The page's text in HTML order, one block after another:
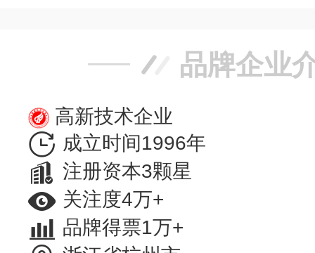
品牌企业
高新技术企业
成立时间1996年
注册资本3颗星
关注度4万+
品牌得票1万+